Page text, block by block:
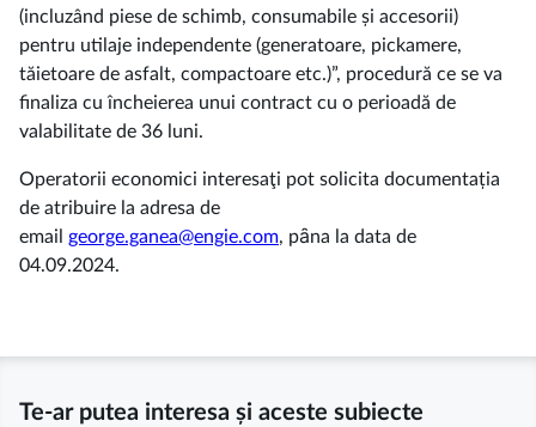
(incluzând piese de schimb, consumabile și accesorii)
pentru utilaje independente (generatoare, pickamere,
tăietoare de asfalt, compactoare etc.)”, procedură ce se va
finaliza cu încheierea unui contract cu o perioadă de
valabilitate de 36 luni.
Operatorii economici interesaţi pot solicita documentația
de atribuire la adresa de
email george.ganea@engie.com, pȃna la data de
04.09.2024.
Te-ar putea interesa și aceste subiecte